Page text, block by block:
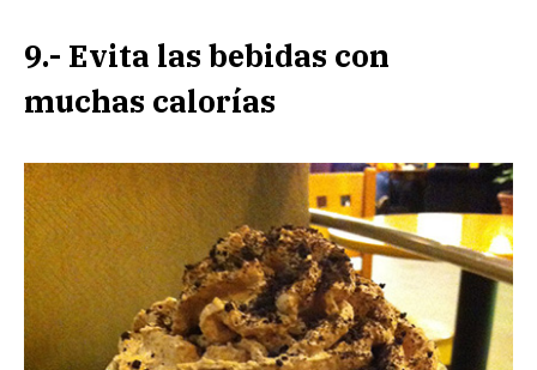
9.- Evita las bebidas con
muchas calorías